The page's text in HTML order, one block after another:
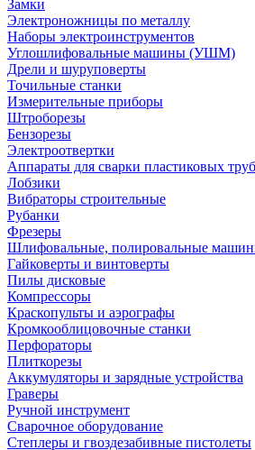
Замки
Электроножницы по металлу
Наборы электроинструментов
Углошлифовальные машины (УШМ)
Дрели и шуруповерты
Точильные станки
Измерительные приборы
Штроборезы
Бензорезы
Электроотвертки
Аппараты для сварки пластиковых труб
Лобзики
Вибраторы строительные
Рубанки
Фрезеры
Шлифовальные, полировальные
Гайковерты и винтоверты
Пилы дисковые
Компрессоры
Краскопульты и аэрографы
Кромкооблицовочные станки
Перфораторы
Плиткорезы
Аккумуляторы и зарядные устройства
Граверы
Ручной инструмент
Сварочное оборудование
Степлеры и гвоздезабивные пистолеты